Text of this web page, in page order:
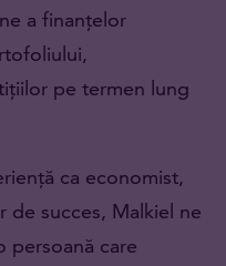
a finanțelor
pe termen lung
ca economist,
de succes, Malkiel ne
persoană care